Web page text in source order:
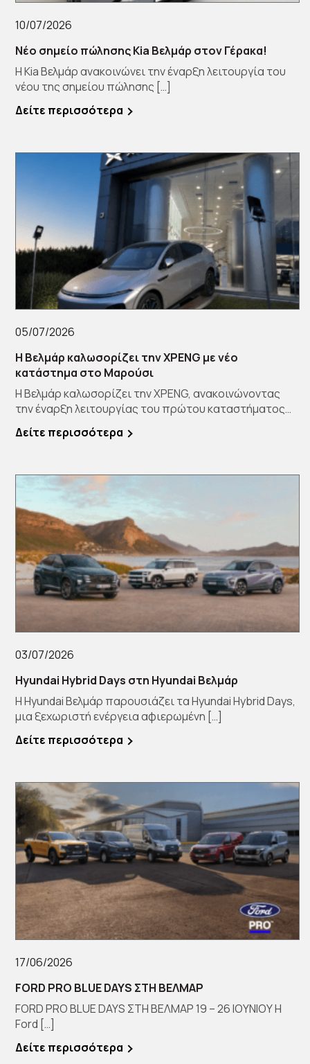
10/07/2026
Νέο σημείο πώλησης Kia Βελμάρ στον Γέρακα!
Η Kia Βελμάρ ανακοινώνει την έναρξη λειτουργία του
νέου της σημείου πώλησης […]
Δείτε περισσότερα
05/07/2026
Η Βελμάρ καλωσορίζει την XPENG με νέο
κατάστημα στο Μαρούσι
Η Βελμάρ καλωσορίζει την XPENG, ανακοινώνοντας
την έναρξη λειτουργίας του πρώτου καταστήματος
[…]
Δείτε περισσότερα
03/07/2026
Hyundai Hybrid Days στη Hyundai Βελμάρ
Η Hyundai Βελμάρ παρουσιάζει τα Hyundai Hybrid Days,
μια ξεχωριστή ενέργεια αφιερωμένη […]
Δείτε περισσότερα
17/06/2026
FORD PRO BLUE DAYS ΣΤΗ ΒΕΛΜΑΡ
FORD PRO BLUE DAYS ΣΤΗ ΒΕΛΜΑΡ 19 – 26 ΙΟΥΝΙΟΥ Η
Ford […]
Δείτε περισσότερα